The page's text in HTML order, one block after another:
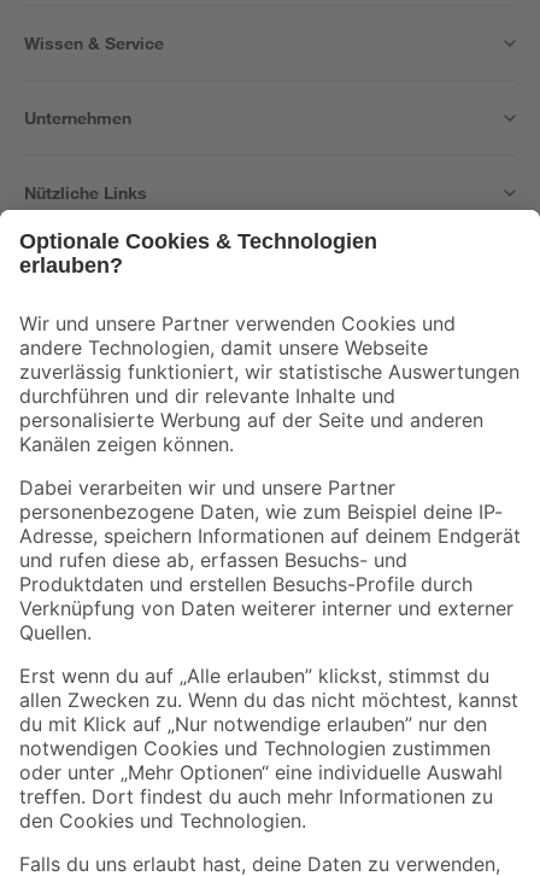
Wissen & Service
Unternehmen
Nützliche Links
Der toom Newsletter: Keine Angebote und Aktionen mehr verpassen!
Zur Newsletter Anmeldung
Folge uns
Zahlungsarten Versandarten
Sicher einkaufen
Jetzt die toom-App herunterladen